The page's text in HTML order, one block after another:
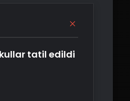
tatil edildi